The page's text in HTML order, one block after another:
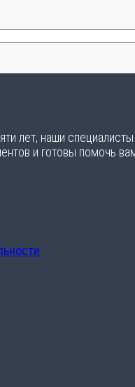
лет, наши
и готовы помочь